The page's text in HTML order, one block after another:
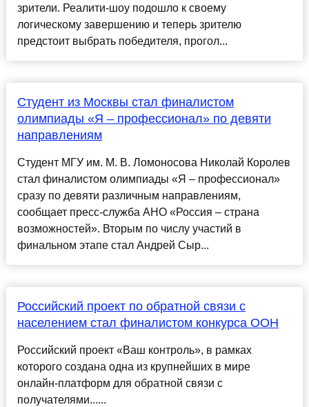
зрители. Реалити-шоу подошло к своему
логическому завершению и теперь зрителю
предстоит выбрать победителя, прогол...
Студент из Москвы стал финалистом
олимпиады «Я – профессионал» по девяти
направлениям
Студент МГУ им. М. В. Ломоносова Николай Королев
стал финалистом олимпиады «Я – профессионал»
сразу по девяти различным направлениям,
сообщает пресс-служба АНО «Россия – страна
возможностей». Вторым по числу участий в
финальном этапе стал Андрей Сыр...
Российский проект по обратной связи с
населением стал финалистом конкурса ООН
Российский проект «Ваш контроль», в рамках
которого создана одна из крупнейших в мире
онлайн-платформ для обратной связи с
получателями......